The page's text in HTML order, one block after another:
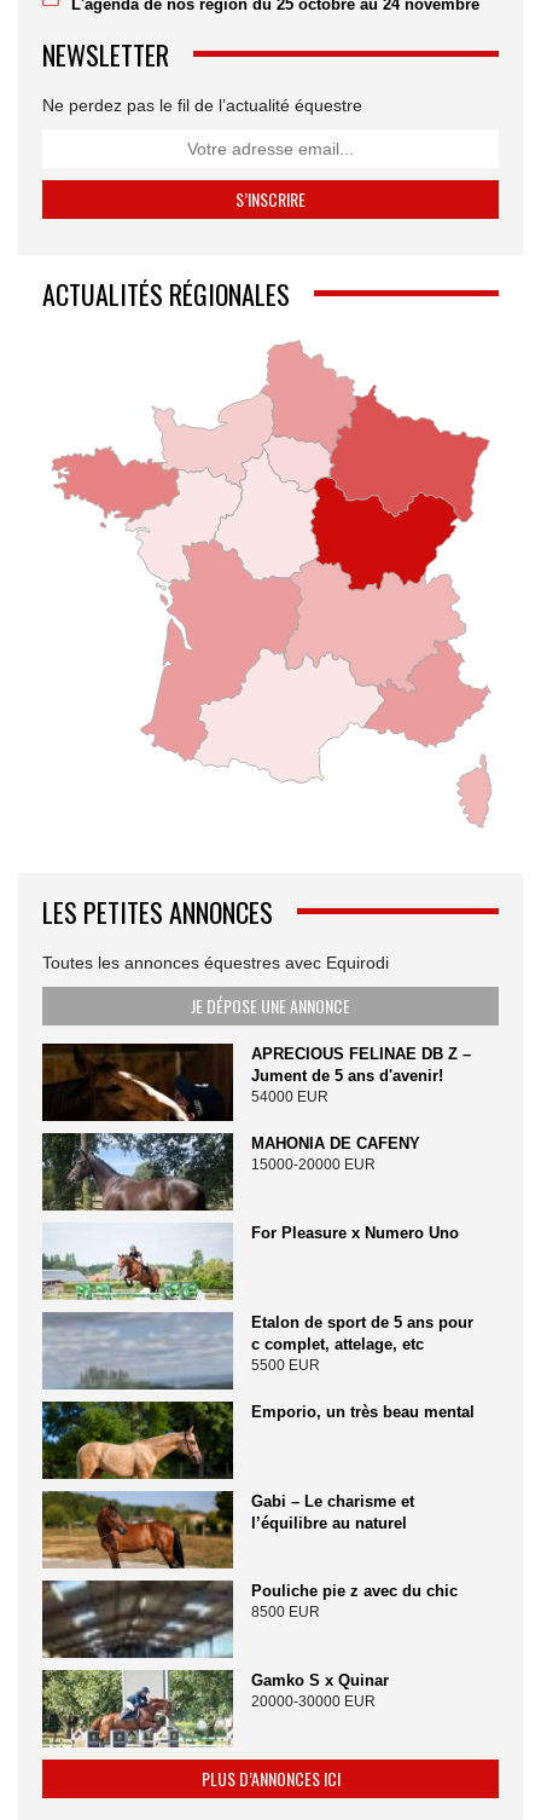
L'agenda de nos région du 25 octobre au 24 novembre
NEWSLETTER
Ne perdez pas le fil de l’actualité équestre
ACTUALITÉS RÉGIONALES
LES PETITES ANNONCES
Toutes les annonces équestres avec Equirodi
JE DÉPOSE UNE ANNONCE
APRECIOUS FELINAE DB Z –
Jument de 5 ans d'avenir!
54000 EUR
MAHONIA DE CAFENY
15000-20000 EUR
For Pleasure x Numero Uno
Etalon de sport de 5 ans pour
c complet, attelage, etc
5500 EUR
Emporio, un très beau mental
Gabi – Le charisme et
l’équilibre au naturel
Pouliche pie z avec du chic
8500 EUR
Gamko S x Quinar
20000-30000 EUR
PLUS D’ANNONCES ICI